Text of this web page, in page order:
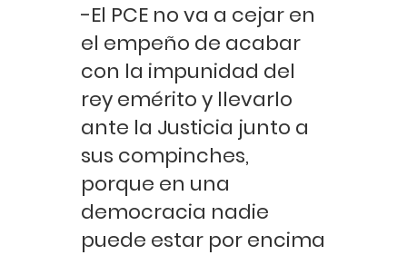
-El PCE no va a cejar en
el empeño de acabar
con la impunidad del
rey emérito y llevarlo
ante la Justicia junto a
sus compinches,
porque en una
democracia nadie
puede estar por encima